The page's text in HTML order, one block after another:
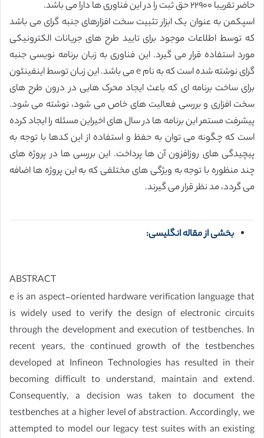
حاضر تقریبا ٢٢٩٠٠ حق ثبت را در این فناوری ها دارا می باشد.
اسپکمن به عنوان یک ابزار تثبیت سخت افزارهای جنبه گرای می باشد
که توسط اطلاعات موجود برای تایید طرح های جریانات الکترونیکی
مورد استفاده قرار می گیرد. این فناوری به زبان برنامه نویسی جنبه
گرای نوشته شده است که به نام e می باشد. این زبان توسط اینفینئون
برای ساخت برنامه ای که باعث ایجاد محرک هایی در درون طرح های
سخت افزاری و بررسی فعالیت های خاص می شود، نوشته می شود.
پیشرفت مستمر این برنامه ها در سال های اخیراین مسئله را ایجاد کرده
است که چگونه می توان به حفظ و استفاده از این کدها با توجه به
پیچیدگی های روزافزون آن ها پرداخت. این بررسی ها در پروژه های
چند منظوره با توجه به ویژگی های مختلفی که به این پروژه ها اضافه
می گردد، مد نظر قرار می گیرند.
بخشی از مقاله انگلیسی:
ABSTRACT
e is an aspect-oriented hardware verification language that
is widely used to verify the design of electronic circuits
through the development and execution of testbenches. In
recent years, the continued growth of the testbenches
developed at Infineon Technologies has resulted in their
becoming difficult to understand, maintain and extend.
Consequently, a decision was taken to document the
testbenches at a higher level of abstraction. Accordingly, we
attempted to model our legacy test suites with an existing